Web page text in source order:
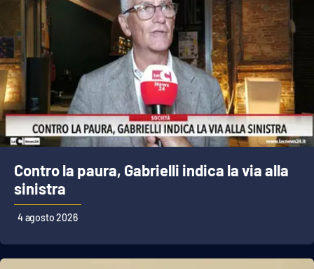
Contro la paura, Gabrielli indica la via alla
sinistra
4 agosto 2026